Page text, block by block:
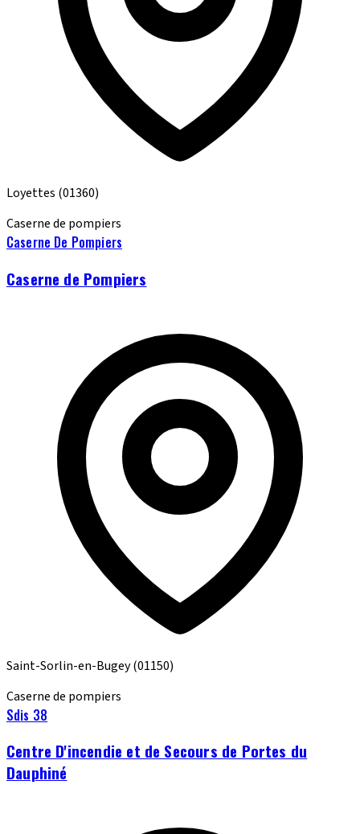
Loyettes (01360)
Caserne de pompiers
Caserne De Pompiers
Caserne de Pompiers
Saint-Sorlin-en-Bugey(01150)
Caserne de pompiers
Sdis 38
Centre D'incendie et de Secours de Portes du
Dauphiné